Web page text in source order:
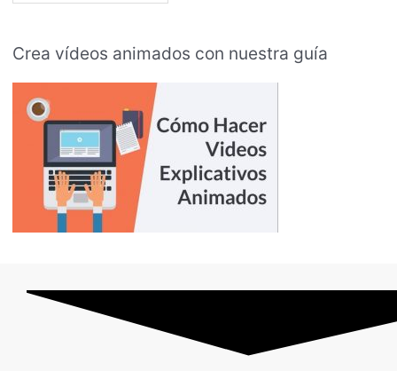
Crea vídeos animados con nuestra guía